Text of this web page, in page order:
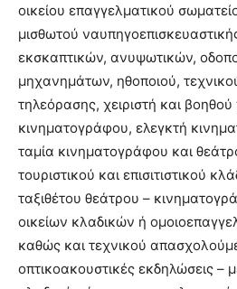
οικείου επαγγελματικού
μισθωτού
εκσκαπτικών, ανυψωτικών,
μηχανημάτων, ηθοποιού,
τηλεόρασης, χειριστή και βοηθού
κινηματογράφου, ελεγκτή
ταμία κινηματογράφου και
τουριστικού και επισιτιστικού
ταξιθέτου θεάτρου –
οικείων κλαδικών ή
καθώς και τεχνικού
οπτικοακουστικές εκδηλώσεις –